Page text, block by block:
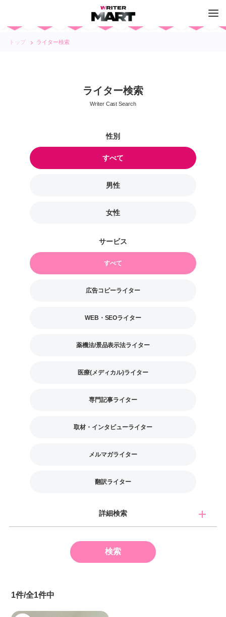
トップ ライター検索
ライター検索
Writer Cast Search
すべて
男性
女性
すべて
広告コピーライター
WEB・SEOライター
薬機法/景品表示法ライター
医療(メディカル)ライター
専門記事ライター
取材・インタビューライター
メルマガライター
翻訳ライター
詳細検索
1件/全1件中